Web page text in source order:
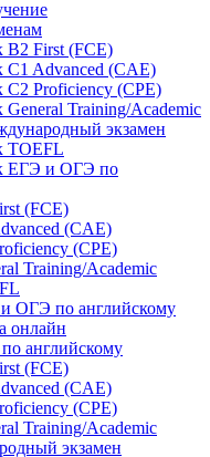
B2 First (FCE)
C1 Advanced (CAE)
C2 Proficiency (CPE)
General Training/Academic
экзамен
TOEFL
ЕГЭ и ОГЭ по
(FCE)
(CAE)
(CPE)
Training/Academic
ОГЭ по английскому
онлайн
английскому
(FCE)
(CAE)
(CPE)
Training/Academic
экзамен